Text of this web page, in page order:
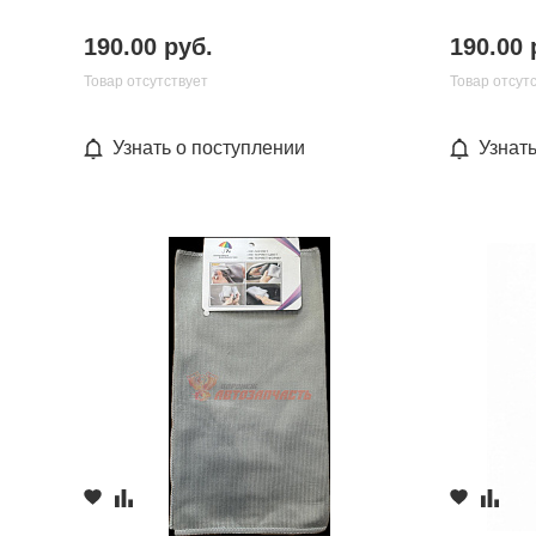
190.00 руб.
Товар отсутствует
Узнать о поступлении
190.00
Товар